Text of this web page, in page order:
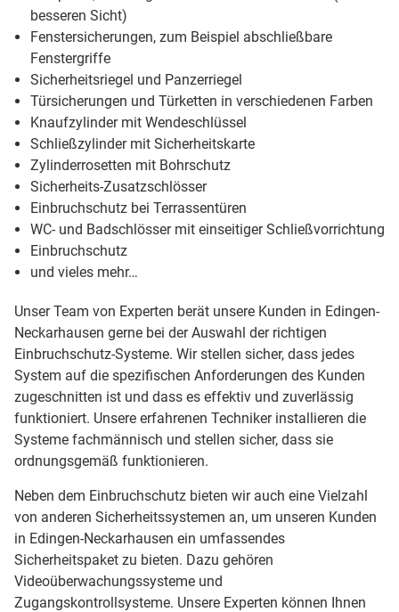
besseren Sicht)
Fenstersicherungen, zum Beispiel abschließbare
Fenstergriffe
Sicherheitsriegel und Panzerriegel
Türsicherungen und Türketten in verschiedenen Farben
Knaufzylinder mit Wendeschlüssel
Schließzylinder mit Sicherheitskarte
Zylinderrosetten mit Bohrschutz
Sicherheits-Zusatzschlösser
Einbruchschutz bei Terrassentüren
WC- und Badschlösser mit einseitiger Schließvorrichtung
Einbruchschutz
und vieles mehr…
Unser Team von Experten berät unsere Kunden in Edingen-
Neckarhausen gerne bei der Auswahl der richtigen
Einbruchschutz-Systeme. Wir stellen sicher, dass jedes
System auf die spezifischen Anforderungen des Kunden
zugeschnitten ist und dass es effektiv und zuverlässig
funktioniert. Unsere erfahrenen Techniker installieren die
Systeme fachmännisch und stellen sicher, dass sie
ordnungsgemäß funktionieren.
Neben dem Einbruchschutz bieten wir auch eine Vielzahl
von anderen Sicherheitssystemen an, um unseren Kunden
in Edingen-Neckarhausen ein umfassendes
Sicherheitspaket zu bieten. Dazu gehören
Videoüberwachungssysteme und
Zugangskontrollsysteme. Unsere Experten können Ihnen